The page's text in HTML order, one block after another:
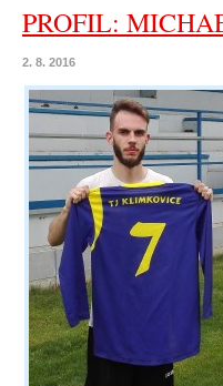
PROFIL:
2. 8. 2016